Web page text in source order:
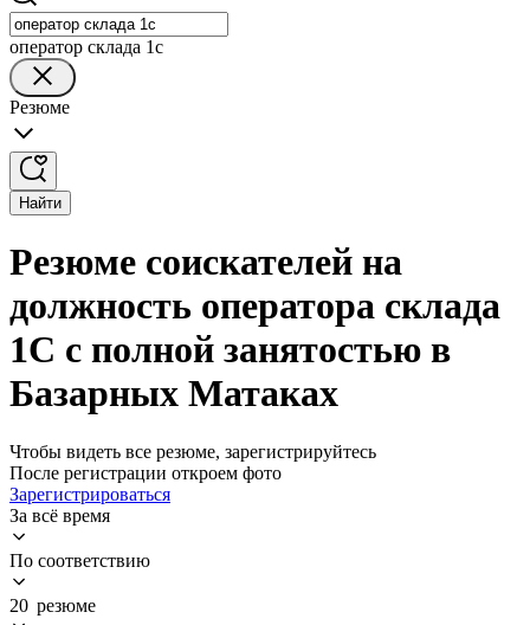
оператор склада 1с
Резюме
Найти
Резюме соискателей на
должность оператора склада
1С с полной занятостью в
Базарных Матаках
Чтобы видеть все резюме, зарегистрируйтесь
После регистрации откроем фото
Зарегистрироваться
За всё время
По соответствию
20 резюме